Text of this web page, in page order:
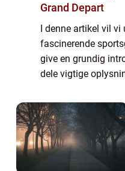
Grand Depart
I denne artikel vil vi
fascinerende
give en grundig
dele vigtige
et historisk
kugle...